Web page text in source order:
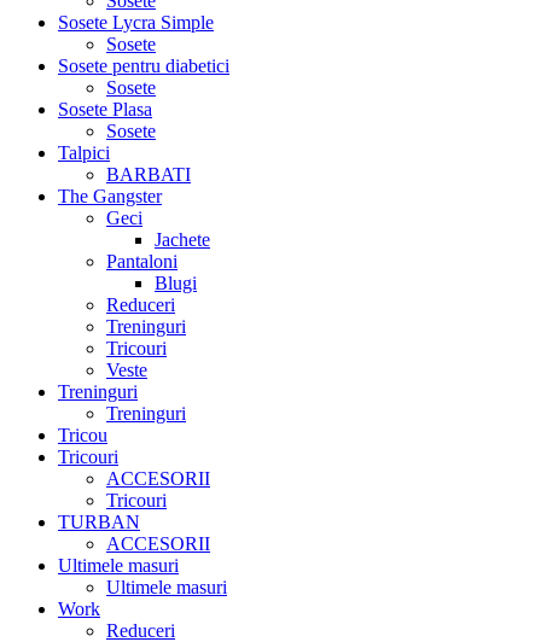
Sosete Lycra Simple
Sosete
Sosete pentru diabetici
Sosete
Sosete Plasa
Sosete
Talpici
BARBATI
The Gangster
Geci
Jachete
Pantaloni
Blugi
Reduceri
Treninguri
Tricouri
Veste
Treninguri
Treninguri
Tricou
Tricouri
ACCESORII
Tricouri
TURBAN
ACCESORII
Ultimele masuri
Ultimele masuri
Work
Reduceri